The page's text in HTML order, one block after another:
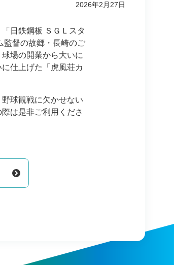
2026年2月27日
日鉄鋼板 ＳＧＬスタ
監督の故郷・長崎のご
場の開業から大いに
仕上げた「虎風荘カ
球観戦に欠かせない
は是非ご利用くださ